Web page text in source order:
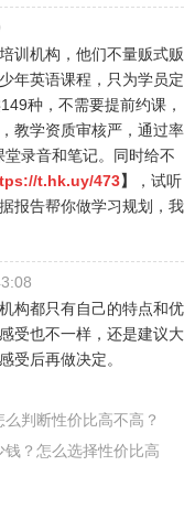
训机构，他们不量贩式贩
年英语课程，只为学员定
种，不需要提前约课，
教学资质审核严，通过率
录音和笔记。同时给不
t.hk.uy/473】
，试听
报告帮你做学习规划，我
构都只有自己的特点和优
受也不一样，还是建议大
受后再做决定。
判断性价比高不高？
？怎么选择性价比高